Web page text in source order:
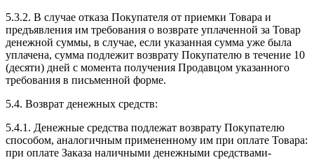
5.3.2. В случае отказа Покупателя от приемки Товара и
предъявления им требования о возврате уплаченной за Товар
денежной суммы, в случае, если указанная сумма уже была
уплачена, сумма подлежит возврату Покупателю в течение 10
(десяти) дней с момента получения Продавцом указанного
требования в письменной форме.
5.4. Возврат денежных средств:
5.4.1. Денежные средства подлежат возврату Покупателю
способом, аналогичным примененному им при оплате Товара:
при оплате Заказа наличными денежными средствами-